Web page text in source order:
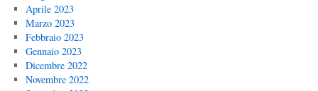
Aprile 2023
Marzo 2023
Febbraio 2023
Gennaio 2023
Dicembre 2022
Novembre 2022